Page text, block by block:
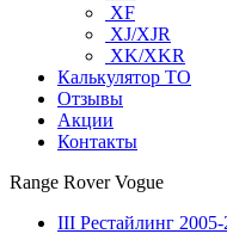
XF
XJ/XJR
XK/XKR
Калькулятор ТО
Отзывы
Акции
Контакты
Range Rover Vogue
III Рестайлинг 2005-